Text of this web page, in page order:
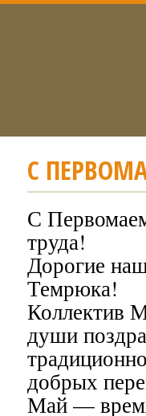
С
С
труда!
Дорогие
Темрюка!
Коллектив
души
добрых
Май —